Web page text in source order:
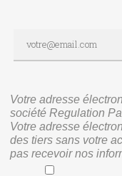
Votre adresse
société Regulation
Votre adresse
des tiers sans votre
pas recevoir nos